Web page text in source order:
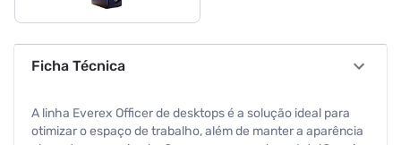
Ficha Técnica
A linha Everex Officer de desktops é a solução ideal para
otimizar o espaço de trabalho, além de manter a aparência